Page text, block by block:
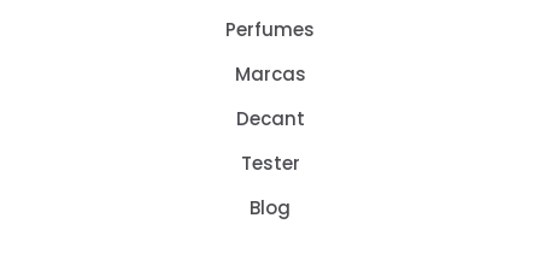
Perfumes
Marcas
Decant
Tester
Blog